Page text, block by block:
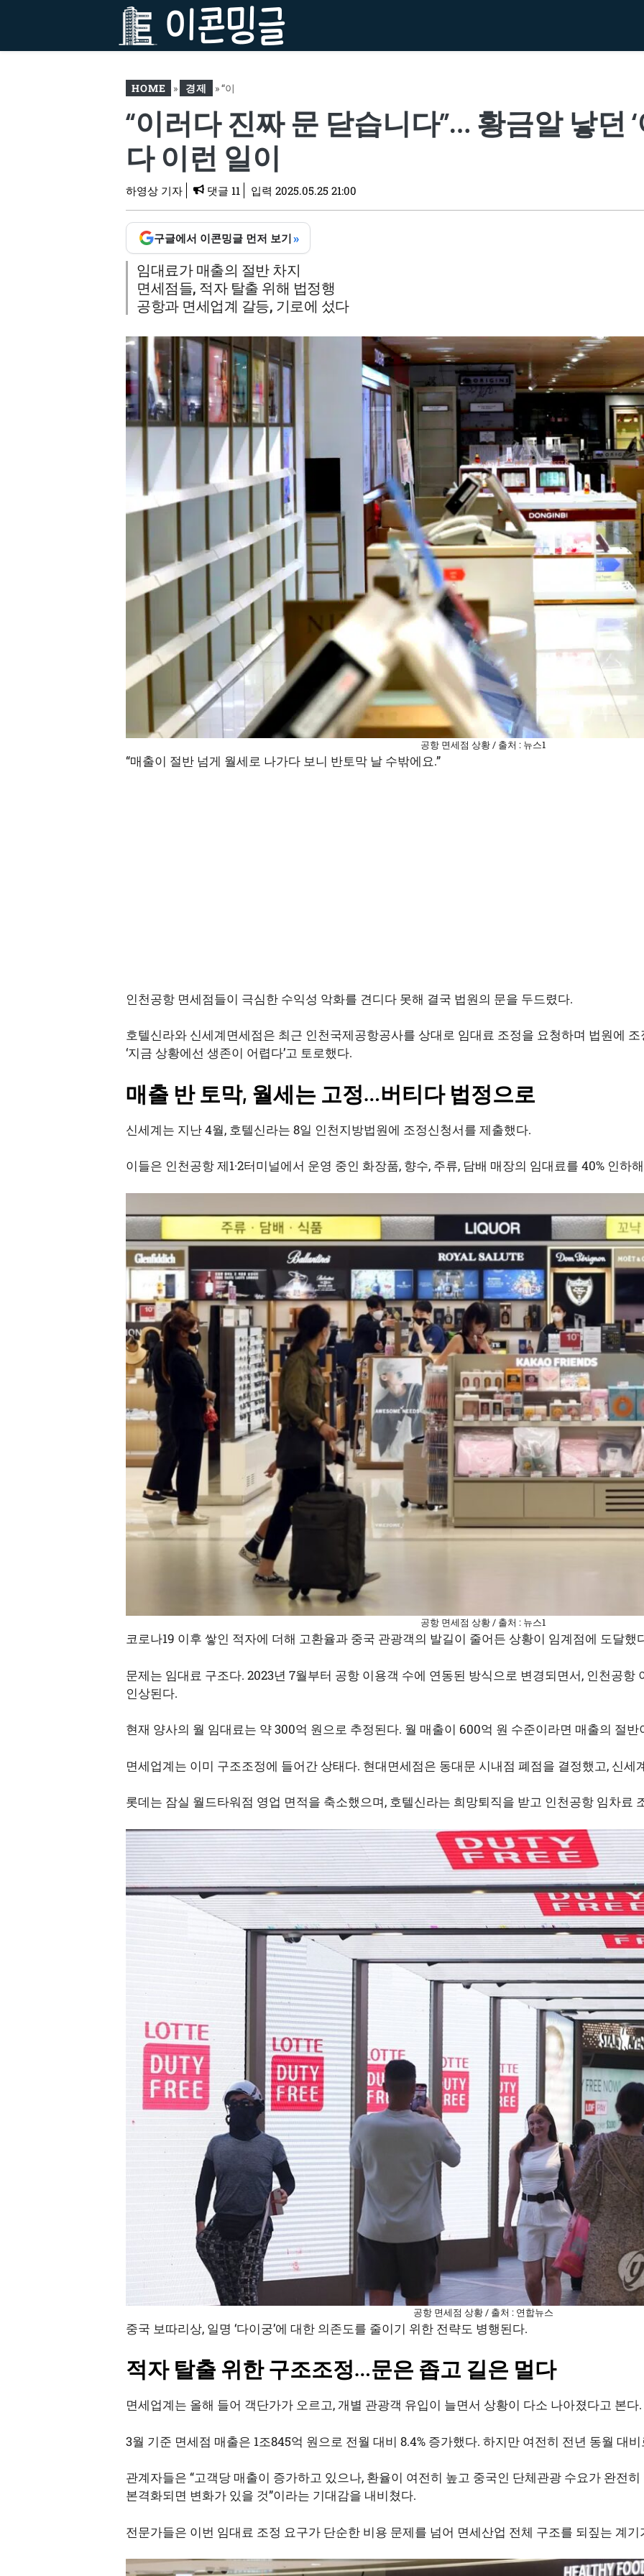
HOME » 경제 »“이
러다 진짜 문 닫습니다”…
황금알 낳던 ‘이 업계’에 어
쩌다 이런 일이
“이러다 진짜 문 닫습니다”… 황금알 낳던
다 이런 일이
하영상 기자 댓글 11 입력 2025.05.25 21:00
구글에서 이콘밍글 먼저 보기»
임대료가 매출의 절반 차지
면세점들, 적자 탈출 위해 법정행
공항과 면세업계 갈등, 기로에 섰다
공항 면세점 상황 / 출처 : 뉴스1
“매출이 절반 넘게 월세로 나가다 보니 반토막 날 수밖에요.”
인천공항 면세점들이 극심한 수익성 악화를 견디다 못해 결국 법원의 문을 두드렸다.
호텔신라와 신세계면세점은 최근 인천국제공항공사를 상대로 임대료 조정을 요청하며 법원에
‘지금 상황에선 생존이 어렵다’고 토로했다.
매출 반 토막, 월세는 고정…버티다 법정으로
신세계는 지난 4월, 호텔신라는 8일 인천지방법원에 조정신청서를 제출했다.
이들은 인천공항 제1·2터미널에서 운영 중인 화장품, 향수, 주류, 담배 매장의 임대료를 40% 인하
공항 면세점 상황 / 출처 : 뉴스1
코로나19 이후 쌓인 적자에 더해 고환율과 중국 관광객의 발길이 줄어든 상황이 임계점에 도달했
문제는 임대료 구조다. 2023년 7월부터 공항 이용객 수에 연동된 방식으로 변경되면서, 인천공항
인상된다.
현재 양사의 월 임대료는 약 300억 원으로 추정된다. 월 매출이 600억 원 수준이라면 매출의 절
면세업계는 이미 구조조정에 들어간 상태다. 현대면세점은 동대문 시내점 폐점을 결정했고, 신세
롯데는 잠실 월드타워점 영업 면적을 축소했으며, 호텔신라는 희망퇴직을 받고 인천공항 임차료
공항 면세점 상황 / 출처 : 연합뉴스
중국 보따리상, 일명 ‘다이궁’에 대한 의존도를 줄이기 위한 전략도 병행된다.
적자 탈출 위한 구조조정…문은 좁고 길은 멀다
면세업계는 올해 들어 객단가가 오르고, 개별 관광객 유입이 늘면서 상황이 다소 나아졌다고 본다.
3월 기준 면세점 매출은 1조845억 원으로 전월 대비 8.4% 증가했다. 하지만 여전히 전년 동월 대
관계자들은 “고객당 매출이 증가하고 있으나, 환율이 여전히 높고 중국인 단체관광 수요가 완전
본격화되면 변화가 있을 것”이라는 기대감을 내비쳤다.
전문가들은 이번 임대료 조정 요구가 단순한 비용 문제를 넘어 면세산업 전체 구조를 되짚는 계